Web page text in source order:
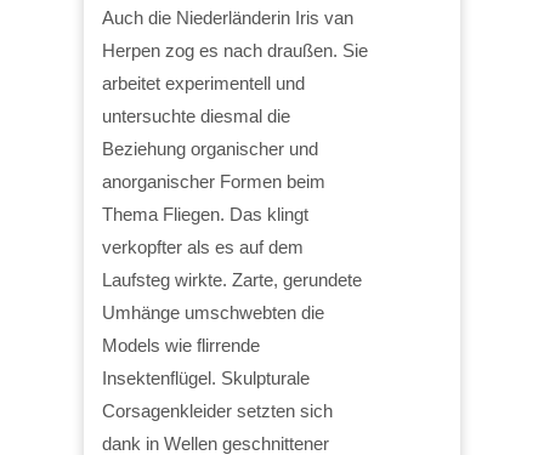
Auch die Niederländerin Iris van
Herpen zog es nach draußen. Sie
arbeitet experimentell und
untersuchte diesmal die
Beziehung organischer und
anorganischer Formen beim
Thema Fliegen. Das klingt
verkopfter als es auf dem
Laufsteg wirkte. Zarte, gerundete
Umhänge umschwebten die
Models wie flirrende
Insektenflügel. Skulpturale
Corsagenkleider setzten sich
dank in Wellen geschnittener